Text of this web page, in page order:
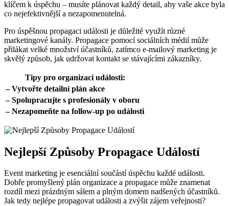
klíčem ⁤k úspěchu​ – ‍musíte plánovat každý detail,‍ aby vaše ⁢akce byla
co nejefektivnější a nezapomenutelná.
Pro⁢ úspěšnou propagaci​ události je důležité ⁣využít ⁣různé
⁢marketingové kanály. Propagace pomocí‍ sociálních médií může
přilákat⁤ velké množství účastníků, zatímco e-mailový marketing je
skvělý‌ způsob, jak⁤ udržovat kontakt se stávajícími zákazníky.
Tipy pro ‍organizaci‍ události:
– Vytvořte​ detailní plán⁢ akce
– Spolupracujte s profesionály v ⁣oboru
– Nezapomeňte na follow-up po události
Nejlepší Způsoby Propagace Událostí
Event marketing je ‍esenciální součástí úspěchu⁤ každé události.
Dobře promyšlený ⁢plán⁢ organizace‌ a propagace může ‍znamenat
rozdíl⁤ mezi prázdným sálem ​a plným domem⁣ nadšených účastníků.
Jak ⁢tedy nejlépe propagovat události a zvýšit ⁤zájem ⁣veřejnosti?